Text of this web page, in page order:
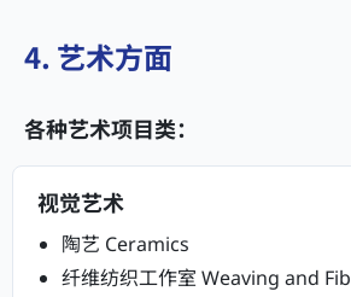
4. 艺术方面
各种艺术项目类：
视觉艺术
陶艺 Ceramics
纤维纺织工作室 Weaving and